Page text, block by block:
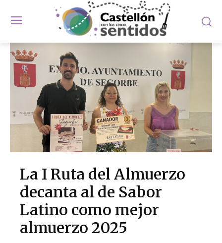
La I Ruta del Almuerzo
decanta al de Sabor
Latino como mejor
almuerzo 2025